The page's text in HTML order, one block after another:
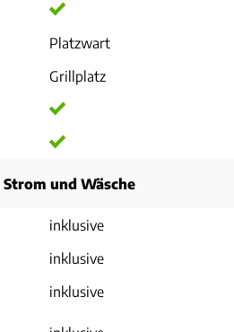
Platzwart
Grillplatz
und Wäsche
inklusive
inklusive
inklusive